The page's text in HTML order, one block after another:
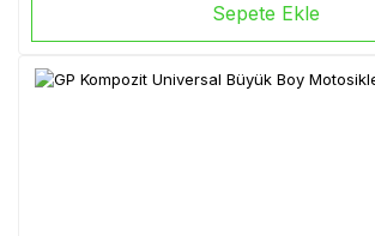
Sepete Ekle